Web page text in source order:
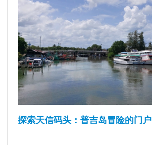
探索天信码头：普吉岛冒险的门户